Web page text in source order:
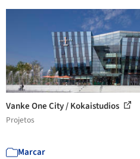
Vanke One City / Kokaistudios
Projetos
Marcar